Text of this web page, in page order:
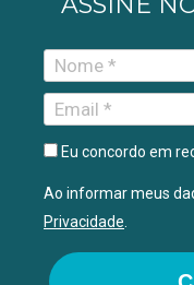
Eu concordo em
Ao informar meus
Privacidade